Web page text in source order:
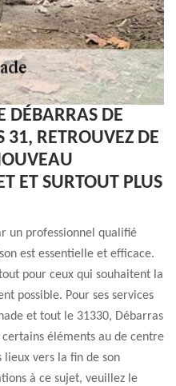
DÉBARRAS DE
31, RETROUVEZ DE
ET SURTOUT PLUS
un professionnel qualifié
est essentielle et efficace.
pour ceux qui souhaitent la
possible. Pour ses services
et tout le 31330, Débarras
éléments au de centre
vers la fin de son
à ce sujet, veuillez le